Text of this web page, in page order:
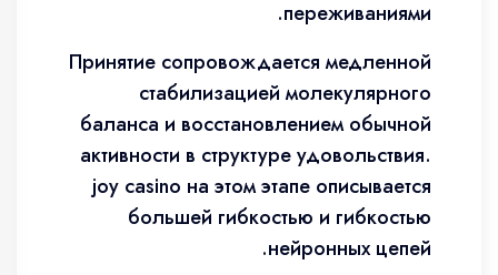
переживаниями.
Принятие сопровождается медленной
стабилизацией молекулярного
баланса и восстановлением обычной
активности в структуре удовольствия.
joy casino на этом этапе описывается
большей гибкостью и гибкостью
нейронных цепей.